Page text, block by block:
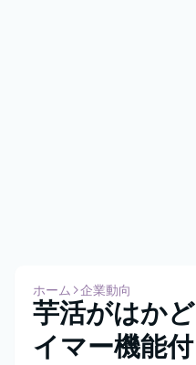
ホーム 企業動向
芋活がはか
イマー機能